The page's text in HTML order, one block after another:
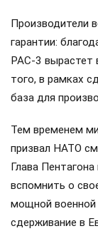
Производители
гарантии:
PAC-3 вырастет
того, в рамках
база для
Тем временем
призвал НАТО
Глава
вспомнить о
мощной военной
сдерживание в